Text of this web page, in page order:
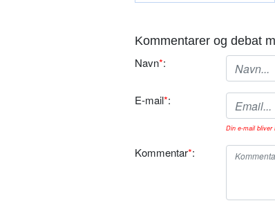
Kommentarer og debat
Navn*:
E-mail*:
Din e-mail
Kommentar*: